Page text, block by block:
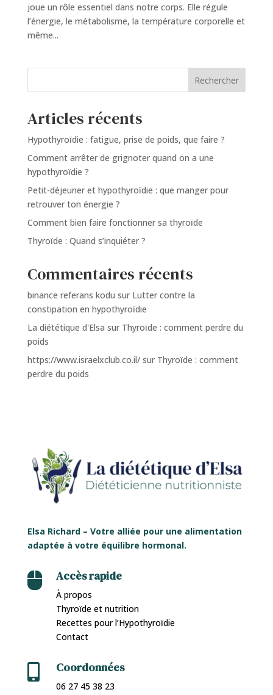
joue un rôle essentiel dans notre corps. Elle régule
l’énergie, le métabolisme, la température corporelle et
même...
Rechercher
Articles récents
Hypothyroïdie : fatigue, prise de poids, que faire ?
Comment arrêter de grignoter quand on a une
hypothyroïdie ?
Petit-déjeuner et hypothyroïdie : que manger pour
retrouver ton énergie ?
Comment bien faire fonctionner sa thyroïde
Thyroïde : Quand s’inquiéter ?
Commentaires récents
binance referans kodu sur Lutter contre la
constipation en hypothyroïdie
La diététique d'Elsa sur Thyroïde : comment perdre du
poids
https://www.israelxclub.co.il/sur Thyroïde : comment
perdre du poids
Elsa Richard – Votre alliée pour une alimentation
adaptée à votre équilibre hormonal.
 Accès rapide
À propos
Thyroïde et nutrition
Recettes pour l’Hypothyroïdie
Contact
 Coordonnées
06 27 45 38 23